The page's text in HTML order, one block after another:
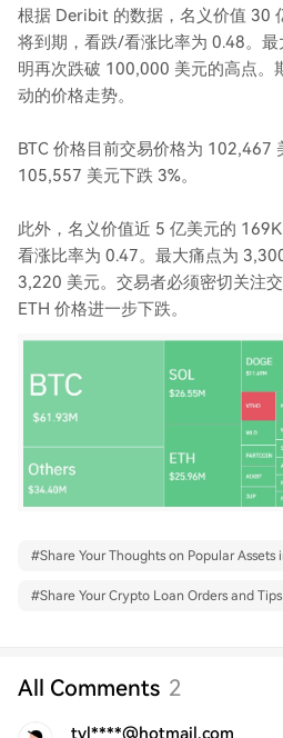
根据 Deribit 的数据，名义价值 30
将到期，看跌/看涨比率为 0.48。
明再次跌破 100,000 美元的高点。
动的价格走势。
BTC 价格目前交易价格为 102,467
105,557 美元下跌 3%。
此外，名义价值近 5 亿美元的
看涨比率为 0.47。最大痛点为
3,220 美元。交易者必须密切关注
ETH 价格进一步下跌。
#Share Your Thoughts on Popular Assets
#Share Your Crypto Loan Orders and Tips
All Comments 2
tyl****@hotmail.com